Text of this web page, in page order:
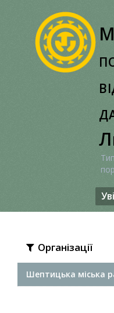
Організації
Шептицька міська